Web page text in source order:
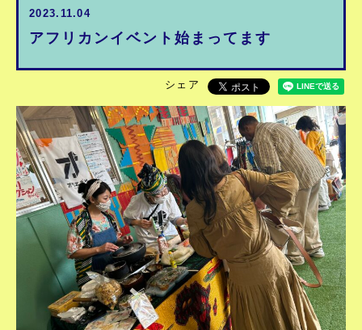
2023.11.04
アフリカンイベント始まってます
シェア